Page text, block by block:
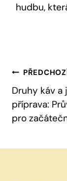
hudbu,
Navigace
Pro
Druhy káv a
příprava:
pro